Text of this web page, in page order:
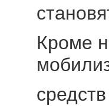
Кроме